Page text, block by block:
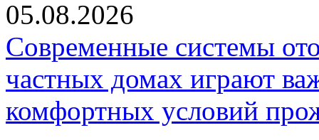
05.08.2026
Современные системы
частных домах играют
комфортных условий